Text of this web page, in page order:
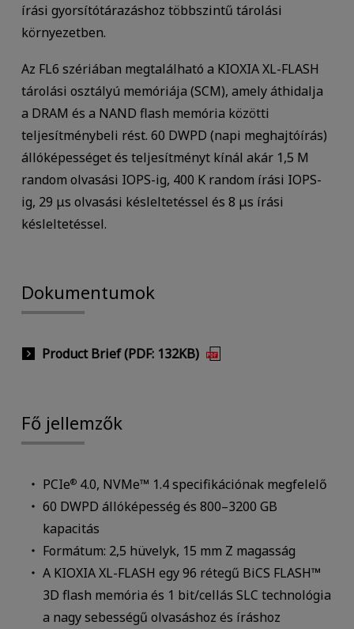
írási gyorsítótárazáshoz többszintű tárolási
környezetben.
Az FL6 szériában megtalálható a KIOXIA XL-FLASH
tárolási osztályú memóriája (SCM), amely áthidalja
a DRAM és a NAND flash memória közötti
teljesítménybeli rést. 60 DWPD (napi meghajtóírás)
állóképességet és teljesítményt kínál akár 1,5 M
random olvasási IOPS-ig, 400 K random írási IOPS-
ig, 29 μs olvasási késleltetéssel és 8 μs írási
késleltetéssel.
Dokumentumok
Product Brief (PDF: 132KB)
Fő jellemzők
PCIe® 4.0, NVMe™ 1.4 specifikációnak megfelelő
60 DWPD állóképesség és 800–3200 GB
kapacitás
Formátum: 2,5 hüvelyk, 15 mm Z magasság
A KIOXIA XL-FLASH egy 96 rétegű BiCS FLASH™
3D flash memória és 1 bit/cellás SLC technológia
a nagy sebességű olvasáshoz és íráshoz